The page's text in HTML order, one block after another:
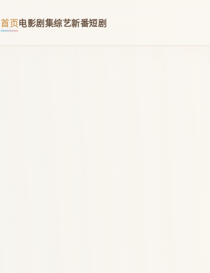
首页电影剧集综艺新番短剧